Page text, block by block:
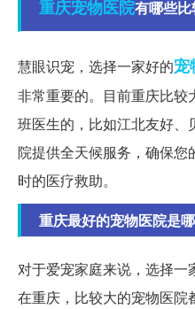
重庆宠物医院有哪些
慧眼识宠，选择一家好的宠
非常重要的。目前重庆比
班医生的，比如江北友好、
院提供全天候服务，确保您
时的医疗救助。
重庆最好的宠物医院是
对于爱宠家庭来说，选择一
在重庆，比较大的宠物医